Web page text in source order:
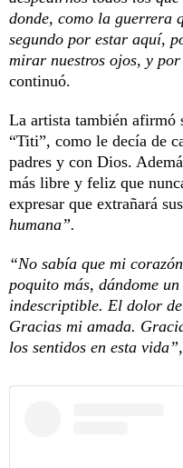
donde, como la guerrera
segundo por estar aquí,
mirar nuestros ojos, y
continuó.
La artista también afirmó
“Titi”, como le decía de
padres y con Dios.
más libre y feliz que
expresar que extrañará
humana”.
“No sabía que mi
poquito más, dándome
indescriptible. El dolor
Gracias mi amada.
los sentidos en esta vida”,